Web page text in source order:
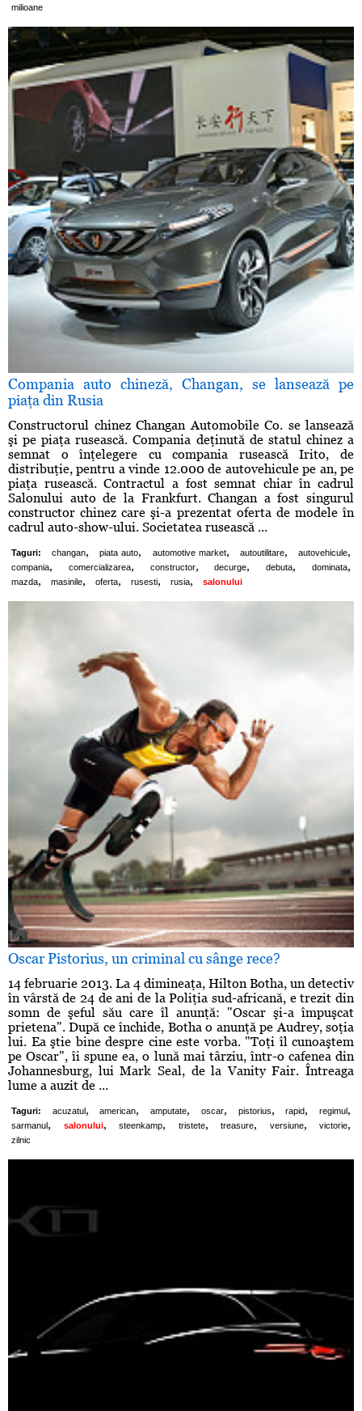
milioane
Compania auto chineză, Changan, se lansează pe
piaţa din Rusia
Constructorul chinez Changan Automobile Co. se lansează
şi pe piaţa rusească. Compania deţinută de statul chinez a
semnat o înţelegere cu compania rusească Irito, de
distribuţie, pentru a vinde 12.000 de autovehicule pe an, pe
piaţa rusească. Contractul a fost semnat chiar în cadrul
Salonului auto de la Frankfurt. Changan a fost singurul
constructor chinez care şi-a prezentat oferta de modele în
cadrul auto-show-ului. Societatea rusească ...
Taguri: changan, piata auto, automotive market, autoutilitare, autovehicule,
compania, comercializarea, constructor, decurge, debuta, dominata,
mazda, masinile, oferta, rusesti, rusia, salonului
Oscar Pistorius, un criminal cu sânge rece?
14 februarie 2013. La 4 dimineaţa, Hilton Botha, un detectiv
în vârstă de 24 de ani de la Poliţia sud-africană, e trezit din
somn de şeful său care îl anunţă: "Oscar şi-a împuşcat
prietena". După ce închide, Botha o anunţă pe Audrey, soţia
lui. Ea ştie bine despre cine este vorba. "Toţi îl cunoaştem
pe Oscar", îi spune ea, o lună mai târziu, într-o cafenea din
Johannesburg, lui Mark Seal, de la Vanity Fair. Întreaga
lume a auzit de ...
Taguri: acuzatul, american, amputate, oscar, pistorius, rapid, regimul ,
sarmanul , salonului, steenkamp, tristete, treasure, versiune, victorie,
zilnic